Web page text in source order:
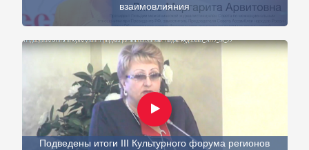
взаимовлияния
Подведены итоги III Культурного форума регионов